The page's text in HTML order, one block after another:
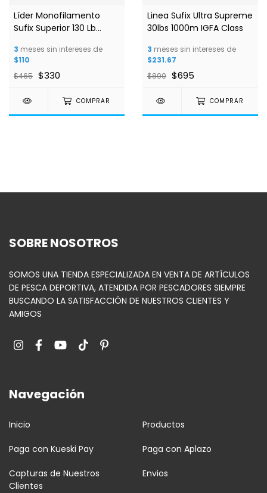
Líder Monofilamento
Sufix Superior 130 Lb
3 meses sin intereses de
$110
$465 $330
COMPRAR
Linea Sufix Ultra Supreme
30lbs 1000m IGFA Class
3 meses sin intereses de
$231.67
$890 $695
COMPRAR
SOBRE NOSOTROS
SOMOS UNA TIENDA ESPECIALIZADA EN VENTA DE ARTÍCULOS
DE PESCA DEPORTIVA, ATENDIDA POR PESCADORES SIEMPRE
BUSCANDO LA SATISFACCIÓN DE NUESTROS CLIENTES Y
AMIGOS
Navegación
Inicio Productos
Paga con Kueski Pay Paga con Aplazo
Capturas de Nuestros
Clientes
Envios